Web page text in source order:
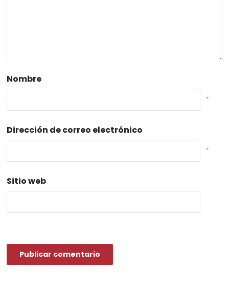
Nombre
*
Dirección de correo electrónico
*
Sitio web